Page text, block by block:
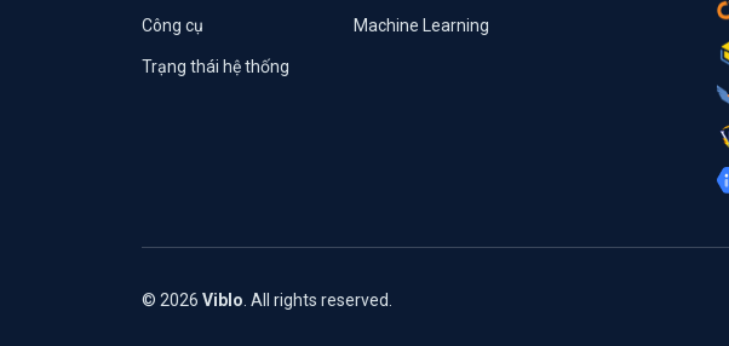
Công cụ Machine Learning
Trạng thái hệ thống
© 2026 Viblo . All rights reserved.